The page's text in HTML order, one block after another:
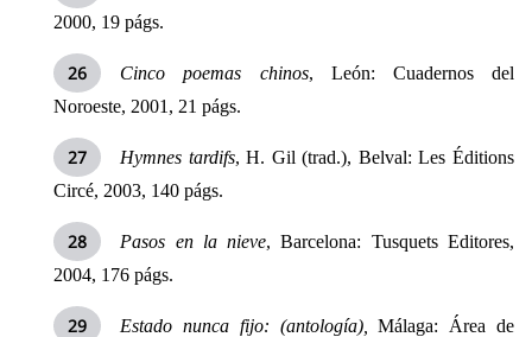
2000, 19 págs.
Cinco poemas chinos, León: Cuadernos del
Noroeste, 2001, 21 págs.
Hymnes tardifs, H. Gil (trad.), Belval: Les Éditions
Circé, 2003, 140 págs.
Pasos en la nieve, Barcelona: Tusquets Editores,
2004, 176 págs.
Estado nunca fijo: (antología),
Málaga: Área de